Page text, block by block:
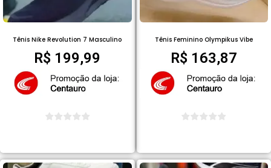
Tênis Nike Revolution 7 Masculino
R$ 199,99
Tênis Feminino Olympikus Vibe
R$ 163,87